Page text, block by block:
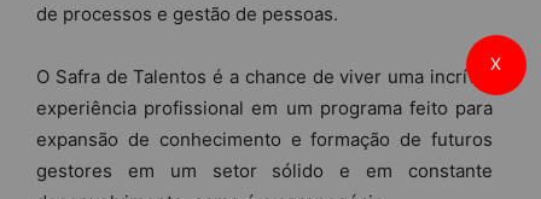
de processos e gestão de pessoas.
O Safra de Talentos é a chance de viver uma incrível
experiência profissional em um programa feito para
expansão de conhecimento e formação de futuros
gestores em um setor sólido e em constante
X